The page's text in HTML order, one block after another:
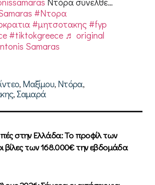
#Ντορα
#μητσοτακης #fyp
#tiktokgreece ♬ original
Samaras
, Μαξίμου, Ντόρα,
, Σαμαρά
στην Ελλάδα: Το προφίλ των
βίλες των 168.000€ την εβδομάδα